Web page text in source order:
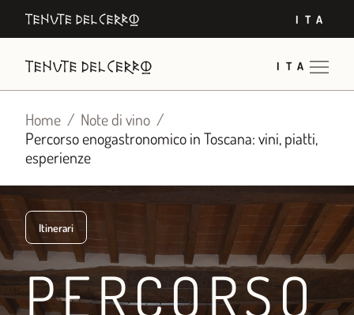
ITA
ITA
Home
Note di vino
Percorso enogastronomico in Toscana: vini, piatti,
esperienze
Itinerari
PERCORSO